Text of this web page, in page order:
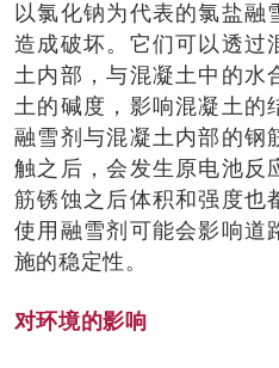
以氯化钠为代表的氯盐融
造成破坏。它们可以透过
土内部，与混凝土中的水
土的碱度，影响混凝土的
融雪剂与混凝土内部的钢
触之后，会发生原电池反
筋锈蚀之后体积和强度也
使用融雪剂可能会影响道
施的稳定性。
对环境的影响